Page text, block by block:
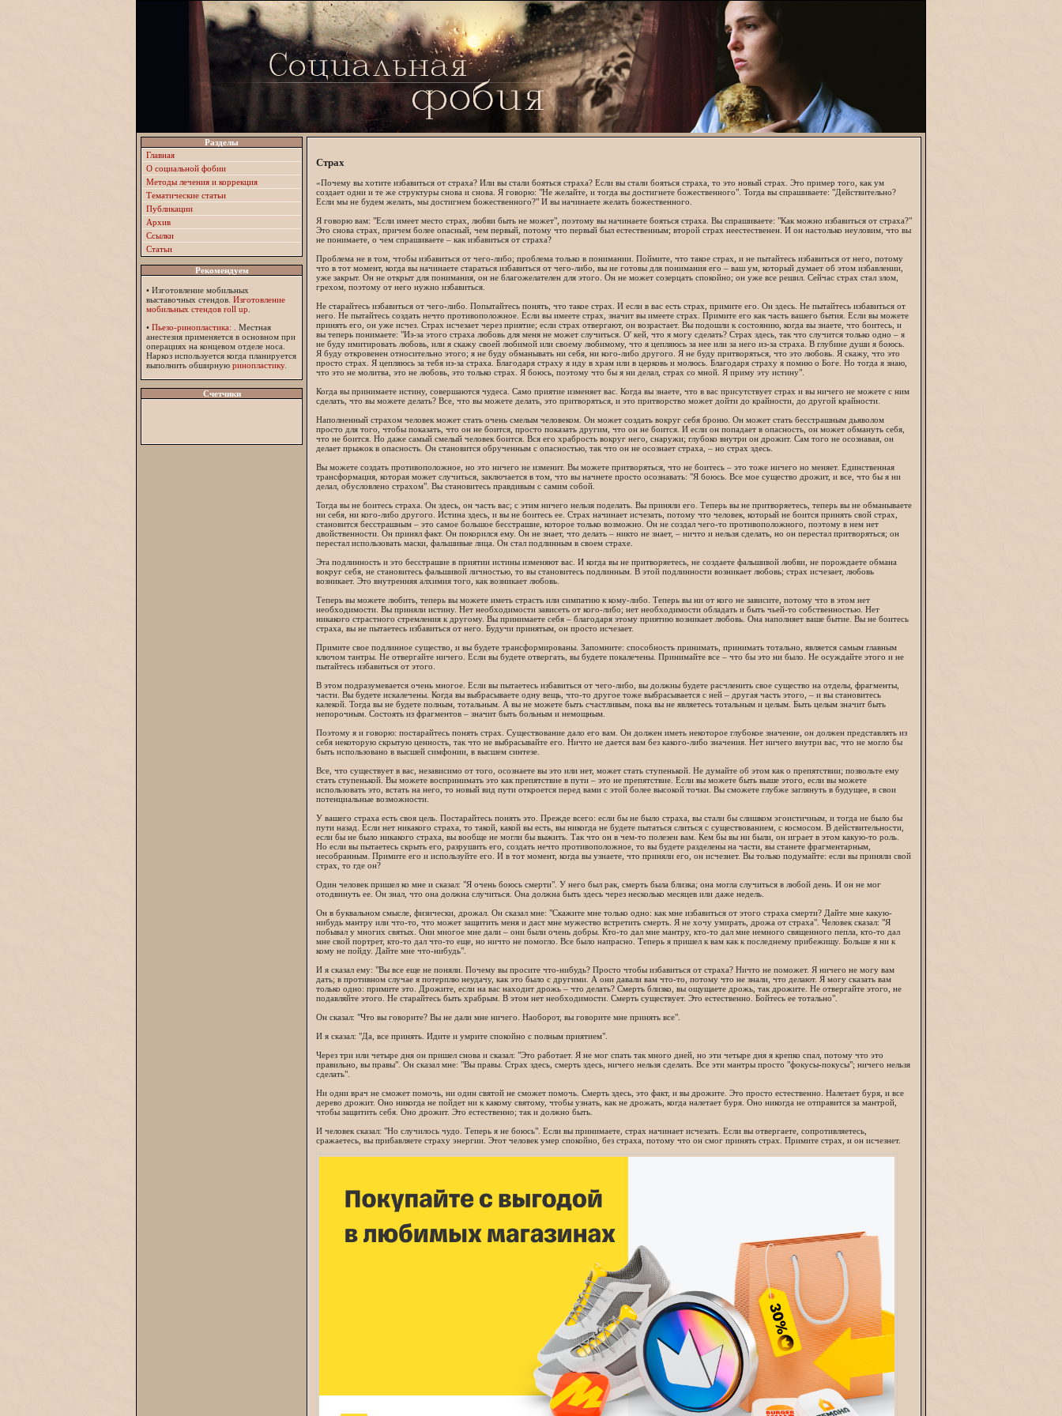
Разделы
Главная
О социальной фобии
Методы лечения и коррекция
Тематические статьи
Публикации
Архив
Ссылки
Статьи
Рекомендуем
• Изготовление мобильных
выставочных стендов. Изготовление
мобильных стендов roll up
• Пьезо-ринопластика: . Местная
анестезия применяется в основном при
операциях на концевом отделе носа.
Наркоз используется когда планируется
выполнить обширную ринопластику.
Счетчики
Страх
«Почему вы хотите избавиться от страха? Или вы стали бояться страха? Если вы стали бояться страха, то это новый страх. Это пример того, как ум
создает одни и те же структуры снова и снова. Я говорю: "Не желайте, и тогда вы достигнете божественного". Тогда вы спрашиваете: "Действительно?
Если мы не будем желать, мы достигнем божественного?" И вы начинаете желать божественного.
Я говорю вам: "Если имеет место страх, любви быть не может", поэтому вы начинаете бояться страха. Вы спрашиваете: "Как можно избавиться от страха?"
Это снова страх, причем более опасный, чем первый, потому что первый был естественным; второй страх неестественен. И он настолько неуловим, что вы
не понимаете, о чем спрашиваете – как избавиться от страха?
Проблема не в том, чтобы избавиться от чего-либо; проблема только в понимании. Поймите, что такое страх, и не пытайтесь избавиться от него, потому
что в тот момент, когда вы начинаете стараться избавиться от чего-либо, вы не готовы для понимания его – ваш ум, который думает об этом избавлении,
уже закрыт. Он не открыт для понимания, он не благожелателен для этого. Он не может созерцать спокойно; он уже все решил. Сейчас страх стал злом,
грехом, поэтому от него нужно избавиться.
Не старайтесь избавиться от чего-либо. Попытайтесь понять, что такое страх. И если в вас есть страх, примите его. Он здесь. Не пытайтесь избавиться от
него. Не пытайтесь создать нечто противоположное. Если вы имеете страх, значит вы имеете страх. Примите его как часть вашего бытия. Если вы можете
принять его, он уже исчез. Страх исчезает через приятие; если страх отвергают, он возрастает. Вы подошли к состоянию, когда вы знаете, что боитесь, и
вы теперь понимаете: "Из-за этого страха любовь для меня не может случиться. О' кей, что я могу сделать? Страх здесь, так что случится только одно – я
не буду имитировать любовь, или я скажу своей любимой или своему любимому, что я цепляюсь за нее или за него из-за страха. В глубине души я боюсь.
Я буду откровенен относительно этого; я не буду обманывать ни себя, ни кого-либо другого. Я не буду притворяться, что это любовь. Я скажу, что это
просто страх. Я цепляюсь за тебя из-за страха. Благодаря страху я иду в храм или в церковь и молюсь. Благодаря страху я помню о Боге. Но тогда я знаю,
что это не молитва, это не любовь, это только страх. Я боюсь, поэтому что бы я ни делал, страх со мной. Я приму эту истину".
Когда вы принимаете истину, совершаются чудеса. Само приятие изменяет вас. Когда вы знаете, что в вас присутствует страх и вы ничего не можете с ним
сделать, что вы можете делать? Все, что вы можете делать, это притворяться, и это притворство может дойти до крайности, до другой крайности.
Наполненный страхом человек может стать очень смелым человеком. Он может создать вокруг себя броню. Он может стать бесстрашным дьяволом
просто для того, чтобы показать, что он не боится, просто показать другим, что он не боится. И если он попадает в опасность, он может обмануть себя,
что не боится. Но даже самый смелый человек боится. Вся его храбрость вокруг него, снаружи; глубоко внутри он дрожит. Сам того не осознавая, он
делает прыжок в опасность. Он становится обрученным с опасностью, так что он не осознает страха, – но страх здесь.
Вы можете создать противоположное, но это ничего не изменит. Вы можете притворяться, что не боитесь – это тоже ничего но меняет. Единственная
трансформация, которая может случиться, заключается в том, что вы начнете просто осознавать: "Я боюсь. Все мое существо дрожит, и все, что бы я ни
делал, обусловлено страхом". Вы становитесь правдивым с самим собой.
Тогда вы не боитесь страха. Он здесь, он часть вас; с этим ничего нельзя поделать. Вы приняли его. Теперь вы не притворяетесь, теперь вы не обманываете
ни себя, ни кого-либо другого. Истина здесь, и вы не боитесь ее. Страх начинает исчезать, потому что человек, который не боится принять свой страх,
становится бесстрашным – это самое большое бесстрашие, которое только возможно. Он не создал чего-то противоположного, поэтому в нем нет
двойственности. Он принял факт. Он покорился ему. Он не знает, что делать – никто не знает, – ничто и нельзя сделать, но он перестал притворяться; он
перестал использовать маски, фальшивые лица. Он стал подлинным в своем страхе.
Эта подлинность и это бесстрашие в приятии истины изменяют вас. И когда вы не притворяетесь, не создаете фальшивой любви, не порождаете обмана
вокруг себя, не становитесь фальшивой личностью, то вы становитесь подлинным. В этой подлинности возникает любовь; страх исчезает, любовь
возникает. Это внутренняя алхимия того, как возникает любовь.
Теперь вы можете любить, теперь вы можете иметь страсть или симпатию к кому-либо. Теперь вы ни от кого не зависите, потому что в этом нет
необходимости. Вы приняли истину. Нет необходимости зависеть от кого-либо; нет необходимости обладать и быть чьей-то собственностью. Нет
никакого страстного стремления к другому. Вы принимаете себя – благодаря этому приятию возникает любовь. Она наполняет ваше бытие. Вы не боитесь
страха, вы не пытаетесь избавиться от него. Будучи принятым, он просто исчезает.
Примите свое подлинное существо, и вы будете трансформированы. Запомните: способность принимать, принимать тотально, является самым главным
ключом тантры. Не отвергайте ничего. Если вы будете отвергать, вы будете покалечены. Принимайте все – что бы это ни было. Не осуждайте этого и не
пытайтесь избавиться от этого.
В этом подразумевается очень многое. Если вы пытаетесь избавиться от чего-либо, вы должны будете расчленить свое существо на отделы, фрагменты,
части. Вы будете искалечены. Когда вы выбрасываете одну вещь, что-то другое тоже выбрасывается с ней – другая часть этого, – и вы становитесь
калекой. Тогда вы не будете полным, тотальным. А вы не можете быть счастливым, пока вы не являетесь тотальным и целым. Быть целым значит быть
непорочным. Состоять из фрагментов – значит быть больным и немощным.
Поэтому я и говорю: постарайтесь понять страх. Существование дало его вам. Он должен иметь некоторое глубокое значение, он должен представлять из
себя некоторую скрытую ценность, так что не выбрасывайте его. Ничто не дается вам без какого-либо значения. Нет ничего внутри вас, что не могло бы
быть использовано в высшей симфонии, в высшем синтезе.
Все, что существует в вас, независимо от того, осознаете вы это или нет, может стать ступенькой. Не думайте об этом как о препятствии; позвольте ему
стать ступенькой. Вы можете воспринимать это как препятствие в пути – это не препятствие. Если вы можете быть выше этого, если вы можете
использовать это, встать на него, то новый вид пути откроется перед вами с этой более высокой точки. Вы сможете глубже заглянуть в будущее, в свои
потенциальные возможности.
У вашего страха есть своя цель. Постарайтесь понять это. Прежде всего: если бы не было страха, вы стали бы слишком эгоистичным, и тогда не было бы
пути назад. Если нет никакого страха, то такой, какой вы есть, вы никогда не будете пытаться слиться с существованием, с космосом. В действительности,
если бы не было никакого страха, вы вообще не могли бы выжить. Так что он в чем-то полезен вам. Кем бы вы ни были, он играет в этом какую-то роль.
Но если вы пытаетесь скрыть его, разрушить его, создать нечто противоположное, то вы будете разделены на части, вы станете фрагментарным,
несобранным. Примите его и используйте его. И в тот момент, когда вы узнаете, что приняли его, он исчезнет. Вы только подумайте: если вы приняли свой
страх, то где он?
Один человек пришел ко мне и сказал: "Я очень боюсь смерти". У него был рак, смерть была близка; она могла случиться в любой день. И он не мог
отодвинуть ее. Он знал, что она должна случиться. Она должна быть здесь через несколько месяцев или даже недель.
Он в буквальном смысле, физически, дрожал. Он сказал мне: "Скажите мне только одно: как мне избавиться от этого страха смерти? Дайте мне какую-
нибудь мантру или что-то, что может защитить меня и даст мне мужество встретить смерть. Я не хочу умирать, дрожа от страха". Человек сказал: "Я
побывал у многих святых. Они многое мне дали – они были очень добры. Кто-то дал мне мантру, кто-то дал мне немного священного пепла, кто-то дал
мне свой портрет, кто-то дал что-то еще, но ничто не помогло. Все было напрасно. Теперь я пришел к вам как к последнему прибежищу. Больше я ни к
кому не пойду. Дайте мне что-нибудь".
И я сказал ему: "Вы все еще не поняли. Почему вы просите что-нибудь? Просто чтобы избавиться от страха? Ничто не поможет. Я ничего не могу вам
дать; в противном случае я потерплю неудачу, как это было с другими. А они давали вам что-то, потому что не знали, что делают. Я могу сказать вам
только одно: примите это. Дрожите, если на вас находит дрожь – что делать? Смерть близко, вы ощущаете дрожь, так дрожите. Не отвергайте этого, не
подавляйте этого. Не старайтесь быть храбрым. В этом нет необходимости. Смерть существует. Это естественно. Бойтесь ее тотально".
Он сказал: "Что вы говорите? Вы не дали мне ничего. Наоборот, вы говорите мне принять все".
И я сказал: "Да, все принять. Идите и умрите спокойно с полным приятием".
Через три или четыре дня он пришел снова и сказал: "Это работает. Я не мог спать так много дней, но эти четыре дня я крепко спал, потому что это
правильно, вы правы". Он сказал мне: "Вы правы. Страх здесь, смерть здесь, ничего нельзя сделать. Все эти мантры просто "фокусы-покусы"; ничего нельзя
сделать".
Ни одни врач не сможет помочь, ни один святой не сможет помочь. Смерть здесь, это факт, и вы дрожите. Это просто естественно. Налетает буря, и все
дерево дрожит. Оно никогда не пойдет ни к какому святому, чтобы узнать, как не дрожать, когда налетает буря. Оно никогда не отправится за мантрой,
чтобы защитить себя. Оно дрожит. Это естественно; так и должно быть.
И человек сказал: "Но случилось чудо. Теперь я не боюсь". Если вы принимаете, страх начинает исчезать. Если вы отвергаете, сопротивляетесь,
сражаетесь, вы прибавляете страху энергии. Этот человек умер спокойно, без страха, потому что он смог принять страх. Примите страх, и он исчезнет.